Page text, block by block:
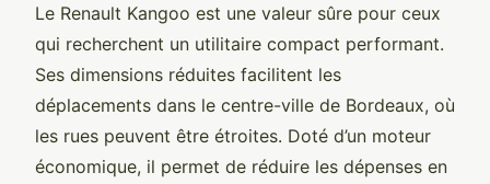
Le Renault Kangoo est une valeur sûre pour ceux
qui recherchent un utilitaire compact performant.
Ses dimensions réduites facilitent les
déplacements dans le centre-ville de Bordeaux, où
les rues peuvent être étroites. Doté d’un moteur
économique, il permet de réduire les dépenses en